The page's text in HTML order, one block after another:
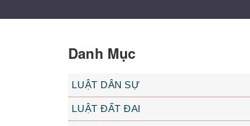
Danh Mục
LUẬT DÂN SỰ
LUẬT ĐẤT ĐAI